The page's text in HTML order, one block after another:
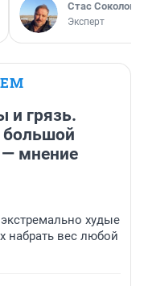
Стас Соколов
Эксперт
и грязь.
большой
— мнение
худые
набрать вес любой